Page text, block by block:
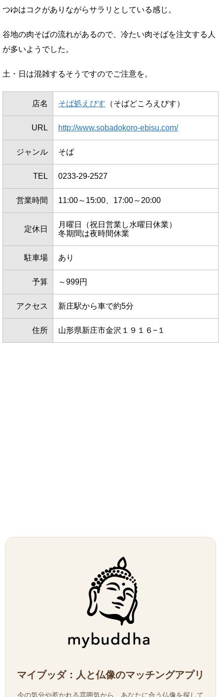
つゆはコクがありながらサラリとしている感じ。
谷地の肉そばの流れがあるので、冷たい肉そばを注文する人
が多いようでした。
土・日は混雑するそうですのでご注意を。
店名 そば処えびす （そばどころえびす）
URL http://www.sobadokoro-ebisu.com/
ジャンル そば
TEL 0233-29-2527
営業時間 11:00～15:00、17:00～20:00
定休日
月曜日（祝日営業し水曜日休業）
冬期間は夜時間休業
駐車場 あり
予算 ～999円
アクセス 新庄駅から車で約5分
住所 山形県新庄市金沢１９１６−１
マイブッダ：人と仏像のマッチングアプリ
今の気分や惹かれる雰囲気から、あなたに合う仏像を探して